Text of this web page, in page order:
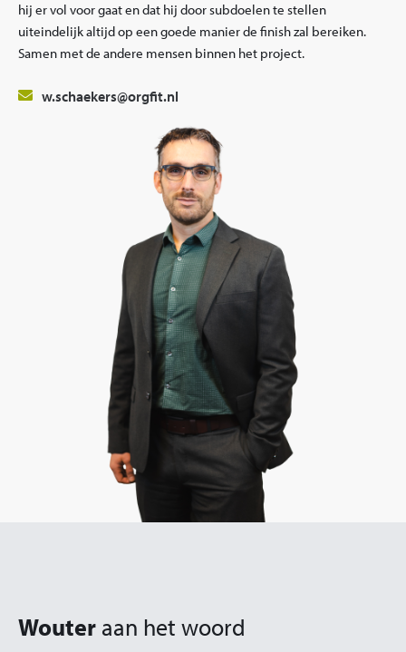
hij er vol voor gaat en dat hij door subdoelen te stellen
uiteindelijk altijd op een goede manier de finish zal bereiken.
Samen met de andere mensen binnen het project.
w.schaekers@orgfit.nl
Wouter aan het woord